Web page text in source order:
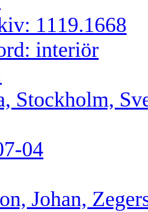
1119.1668
interiör
Stockholm,
04
Johan,